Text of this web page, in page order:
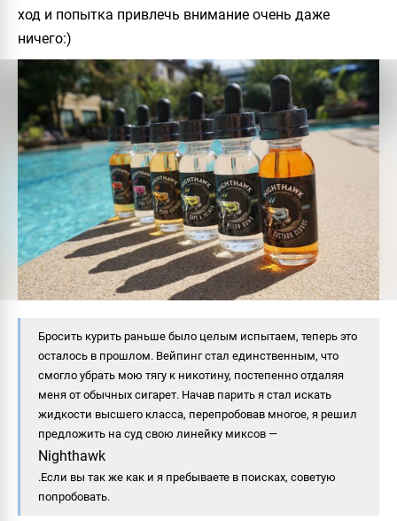
ход и попытка привлечь внимание очень даже
ничего:)
Бросить курить раньше было целым испытаем, теперь это
осталось в прошлом. Вейпинг стал единственным, что
смогло убрать мою тягу к никотину, постепенно отдаляя
меня от обычных сигарет. Начав парить я стал искать
жидкости высшего класса, перепробовав многое, я решил
предложить на суд свою линейку миксов —
Nighthawk
.Если вы так же как и я пребываете в поисках, советую
попробовать.